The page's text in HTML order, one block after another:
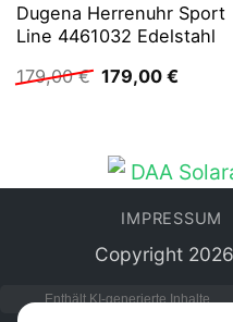
Dugena Herrenuhr Sport
Line 4461032 Edelstahl
179,00€ Ursprünglicher
Preis
179,00 €
IMPRESSUM
Copyright